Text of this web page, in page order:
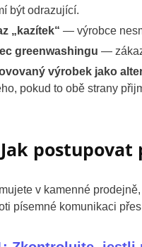
být odrazující.
„kazítek“ — výrobce
greenwashingu — zákaz
výrobek jako
pokud to obě strany
Jak
v kamenné
písemné komunikaci